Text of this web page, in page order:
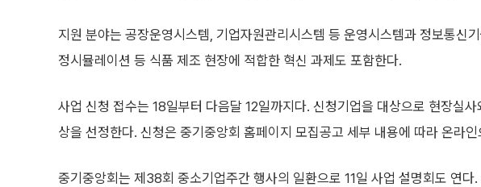
지원 분야는 공장운영시스템, 기업자원관리시스템 등 운영시스템과 정보통신
정시뮬레이션 등 식품 제조 현장에 적합한 혁신 과제도 포함한다.
사업 신청 접수는 18일부터 다음달 12일까지다. 신청기업을 대상으로 현장실
상을 선정한다. 신청은 중기중앙회 홈페이지 모집공고 세부 내용에 따라 온라
중기중앙회는 제38회 중소기업주간 행사의 일환으로 11일 사업 설명회도 연다